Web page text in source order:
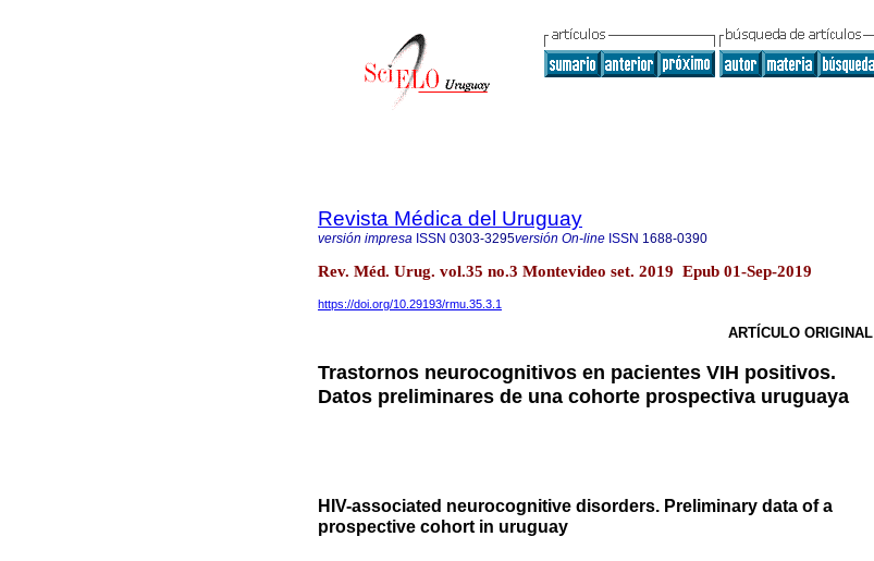
Revista Médica del Uruguay
versión impresa ISSN 0303-3295versión On-line ISSN 1688-0390
Rev. Méd. Urug. vol.35 no.3 Montevideo set. 2019 Epub 01-Sep-2019
https://doi.org/10.29193/rmu.35.3.1
ARTÍCULO ORIGINAL
Trastornos neurocognitivos en pacientes VIH positivos.
Datos preliminares de una cohorte prospectiva uruguaya
HIV-associated neurocognitive disorders. Preliminary data of a
prospective cohort in uruguay